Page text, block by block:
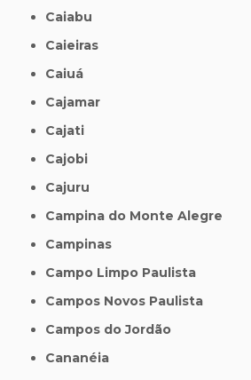
Caiabu
Caieiras
Caiuá
Cajamar
Cajati
Cajobi
Cajuru
Campina do Monte Alegre
Campinas
Campo Limpo Paulista
Campos Novos Paulista
Campos do Jordão
Cananéia